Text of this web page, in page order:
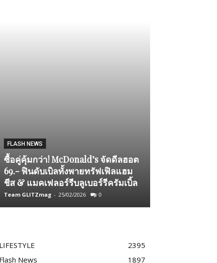
FLASH NEWS
ซื้อคู่คุ้มกว่า! McDonald’s จัดดีลฮอต
69.- ฟินดับเบิลทั้งพายทรัฟเฟิลแฮม
ชีส & แมคเฟลอร์รีบลูเบอร์รีครัมเบิ้ล
Team GLITZmag - 25/02/2026 0
2395
News
1897